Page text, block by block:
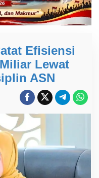
Efisiensi
Lewat
ASN